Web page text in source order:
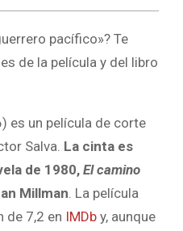
pacífico»? Te
de la película y del libro
es un película de corte
Salva. La cinta es
de 1980, El camino
Millman. La película
de 7,2 en IMDb y, aunque